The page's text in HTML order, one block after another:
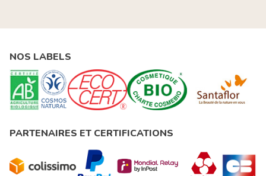
NOS LABELS
PARTENAIRES ET CERTIFICATIONS